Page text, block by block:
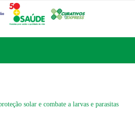
solar e combate a larvas e parasitas